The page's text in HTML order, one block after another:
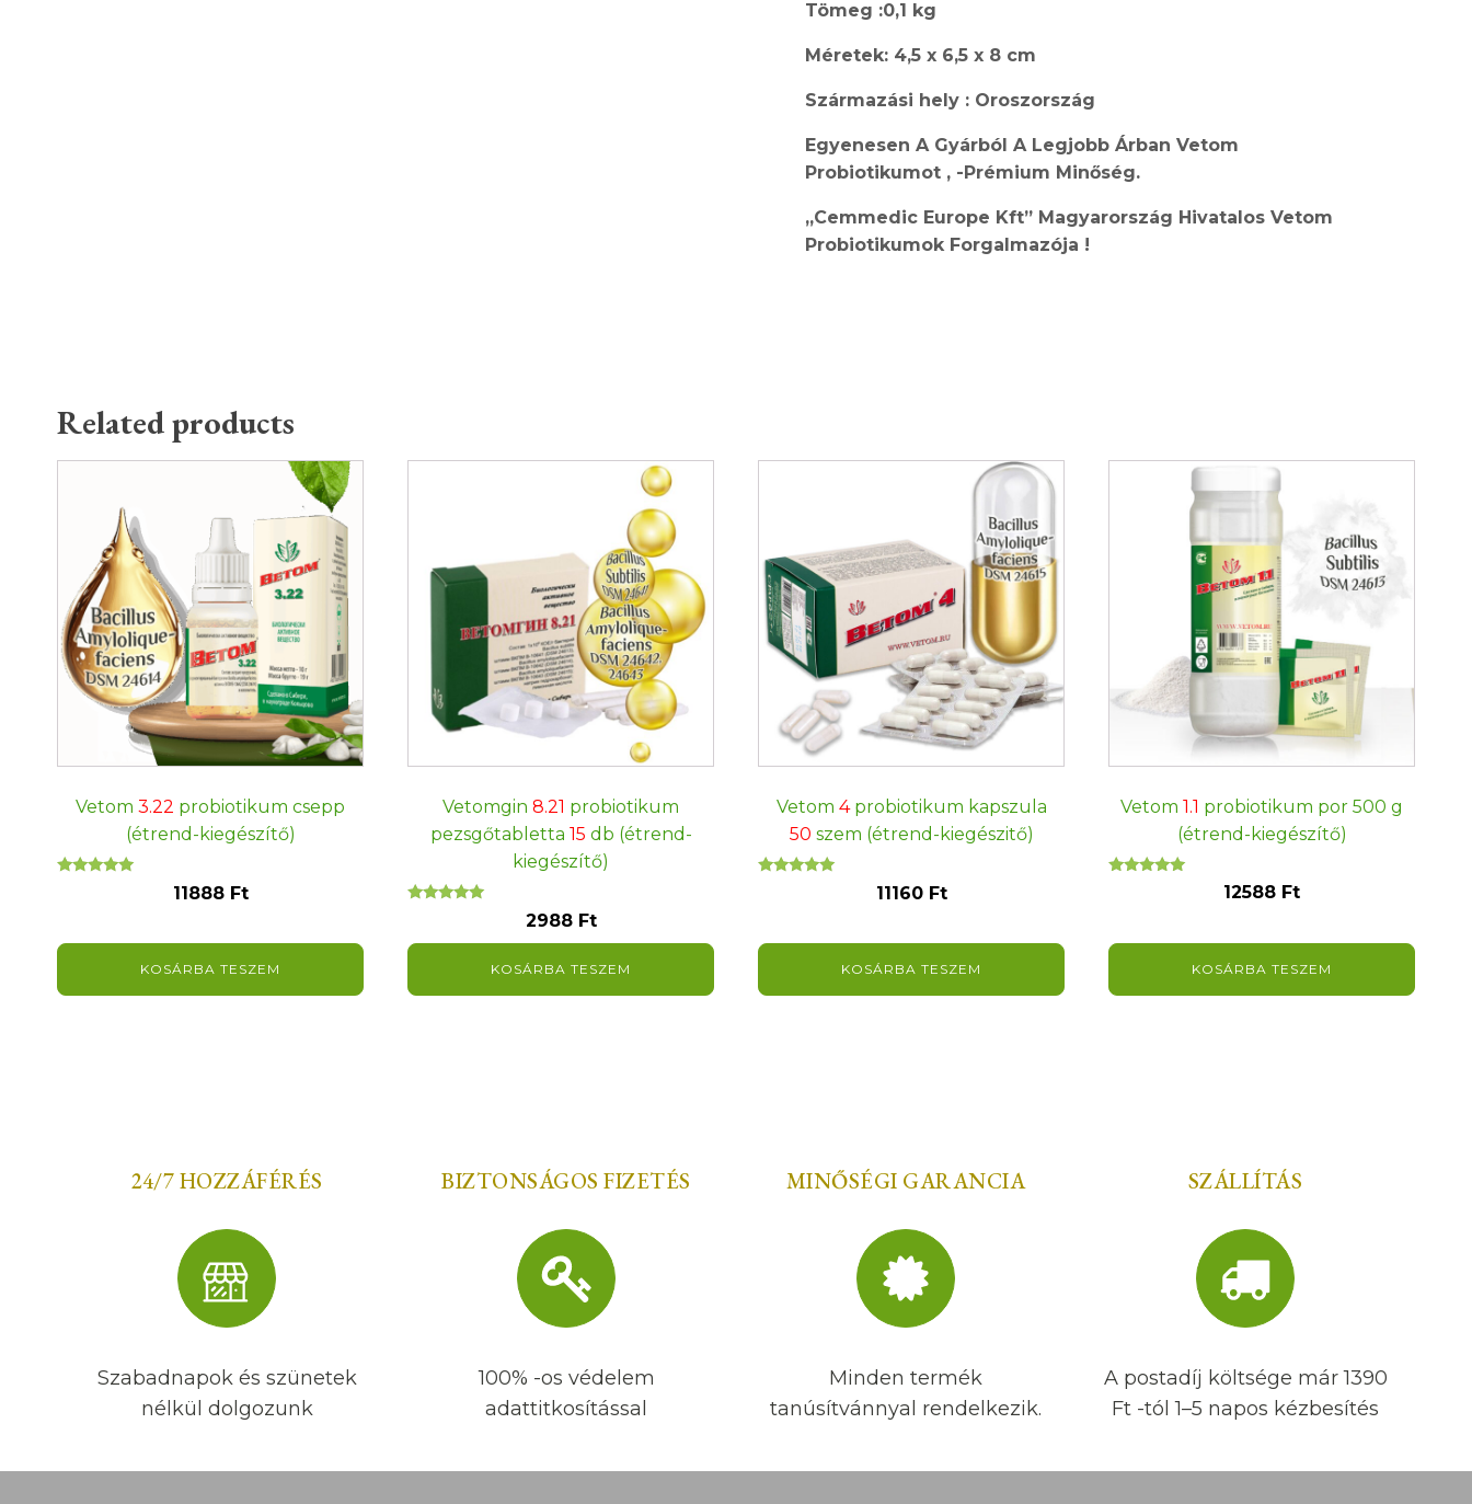
Tömeg :0,1 kg
Méretek: 4,5 x 6,5 x 8 cm
Származási hely : Oroszország
Egyenesen A Gyárból A Legjobb Árban Vetom
Probiotikumot , -Prémium Minőség.
„Cemmedic Europe Kft” Magyarország Hivatalos Vetom
ProbiotikumokForgalmazója !
Related products
Vetom 3.22 probiotikum csepp
(étrend-kiegészítő)
11888 Ft
KOSÁRBA TESZEM
Vetomgin 8.21 probiotikum
pezsgőtabletta 15 db (étrend-
kiegészítő)
/ 5
2988 Ft
KOSÁRBA TESZEM
Vetom 4probiotikum kapszula
50 szem (étrend-kiegészitő)
11160 Ft
KOSÁRBA TESZEM
Vetom 1.1 probiotikum por 500 g
(étrend-kiegészítő)
12588 Ft
KOSÁRBA TESZEM
24/7 HOZZÁFÉRÉS
Szabadnapok és szünetek
nélkül dolgozunk
BIZTONSÁGOS FIZETÉS
100% -os védelem
adattitkosítással
MINŐSÉGI GARANCIA
Minden termék
tanúsítvánnyal rendelkezik.
SZÁLLÍTÁS
A postadíj költsége már 1390
Ft -tól 1–5 napos kézbesítés